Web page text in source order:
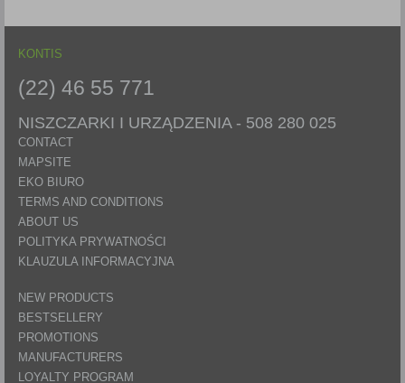
KONTIS
(22) 46 55 771
NISZCZARKI I URZĄDZENIA - 508 280 025
CONTACT
MAPSITE
EKO BIURO
TERMS AND CONDITIONS
ABOUT US
POLITYKA PRYWATNOŚCI
KLAUZULA INFORMACYJNA
NEW PRODUCTS
BESTSELLERY
PROMOTIONS
MANUFACTURERS
LOYALTY PROGRAM